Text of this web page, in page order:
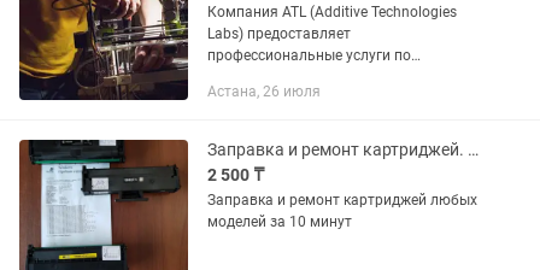
Компания ATL (Additive Technologies
Labs) предоставляет
профессиональные услуги по
любого бренда: Ender, Anycubic, Bambu,
Сборка...
Астана, 26 июля
Заправка и ремонт картриджей. Ремонт и прошивка принтеров.
2 500 ₸
Заправка и ремонт картриджей любых
моделей за 10 минут